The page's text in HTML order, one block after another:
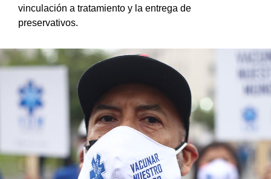
vinculación a tratamiento y la entrega de
preservativos.